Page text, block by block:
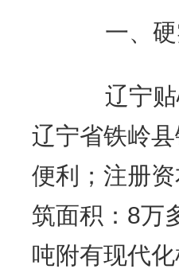
一、硬
辽宁贴
辽宁省铁岭
便利；注册
筑面积：8万
吨附有现代